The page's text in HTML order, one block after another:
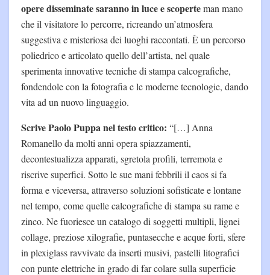
opere disseminate saranno in luce e scoperteman mano
che il visitatore lo percorre, ricreando un’atmosfera
suggestiva e misteriosa dei luoghi raccontati. È un percorso
poliedrico e articolato quello dell’artista, nel quale
sperimenta innovative tecniche di stampa calcografiche,
fondendole con la fotografia e le moderne tecnologie, dando
vita ad un nuovo linguaggio.
Scrive Paolo Puppa nel testo critico: “[…] Anna
Romanello da molti anni opera spiazzamenti,
decontestualizza apparati, sgretola profili, terremota e
riscrive superfici. Sotto le sue mani febbrili il caos si fa
forma e viceversa, attraverso soluzioni sofisticate e lontane
nel tempo, come quelle calcografiche di stampa su rame e
zinco. Ne fuoriesce un catalogo di soggetti multipli, lignei
collage, preziose xilografie, puntasecche e acque forti, sfere
in plexiglass ravvivate da inserti musivi, pastelli litografici
con punte elettriche in grado di far colare sulla superficie